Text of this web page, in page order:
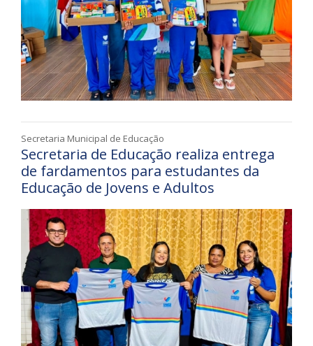
Secretaria Municipal de Educação
Secretaria de Educação realiza entrega
de fardamentos para estudantes da
Educação de Jovens e Adultos